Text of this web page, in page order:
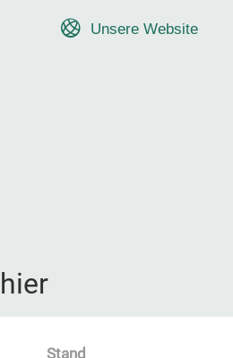
Unsere Website
Stand